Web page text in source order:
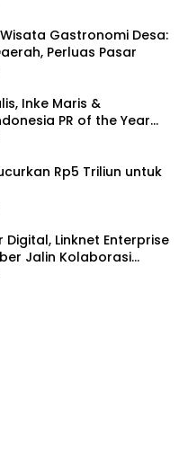
Gastronomi Desa:
Perluas Pasar
Inke Maris &
PR of the Year
Rp5 Triliun untuk
Linknet Enterprise
Jalin Kolaborasi
AI